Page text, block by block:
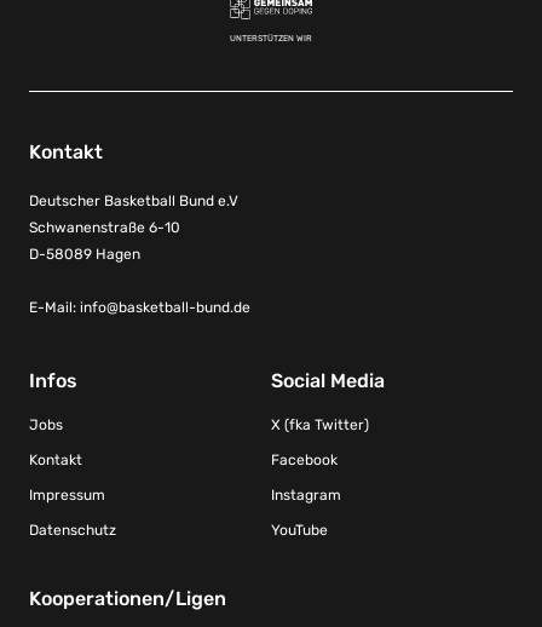
UNTERSTÜTZEN WIR
Kontakt
Deutscher Basketball Bund e.V
Schwanenstraße 6-10
D-58089 Hagen
E-Mail: info@basketball-bund.de
Infos
Jobs
Kontakt
Impressum
Datenschutz
Social Media
X (fka Twitter)
Facebook
Instagram
YouTube
Kooperationen/Ligen